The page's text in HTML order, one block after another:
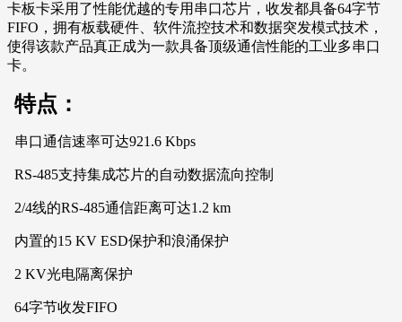
卡板卡采用了性能优越的专用串口芯片，收发都具备64字节
FIFO，拥有板载硬件、软件流控技术和数据突发模式技术，
使得该款产品真正成为一款具备顶级通信性能的工业多串口
卡。
特点：
串口通信速率可达921.6 Kbps
RS-485支持集成芯片的自动数据流向控制
2/4线的RS-485通信距离可达1.2 km
内置的15 KV ESD保护和浪涌保护
2 KV光电隔离保护
64字节收发FIFO